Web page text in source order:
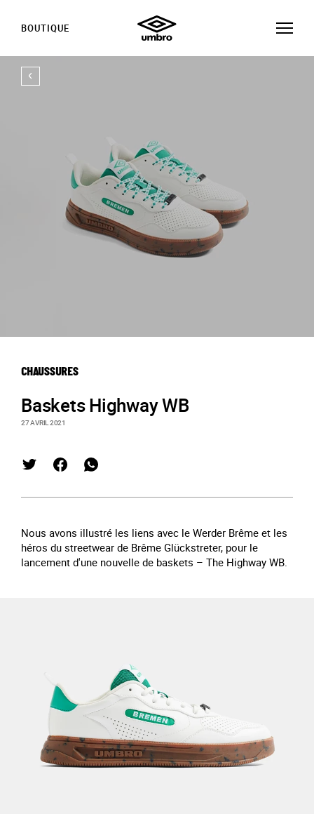
BOUTIQUE
CHAUSSURES
Baskets Highway WB
27 AVRIL 2021
Nous avons illustré les liens avec le Werder Brême et les
héros du streetwear de Brême Glückstreter, pour le
lancement d'une nouvelle de baskets – The Highway WB.